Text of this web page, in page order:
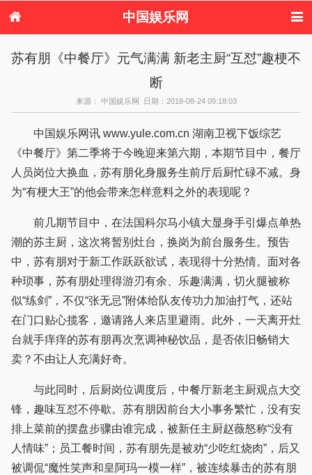
中国娱乐网
电视剧
演唱会 综艺节目
偶像活动
苏有朋《中餐厅》元气满满 新老主厨“互怼”趣梗不
断
来源： 中国娱乐网 日期：2018-08-24 09:18:03
中国娱乐网讯 www.yule.com.cn 湖南卫视下饭综艺
《中餐厅》第二季将于今晚迎来第六期，本期节目中，餐厅
人员岗位大换血，苏有朋化身服务生前厅后厨忙碌不减。身
为“有梗大王”的他会带来怎样意料之外的表现呢？
前几期节目中，在法国科尔马小镇大显身手引爆点单热
潮的苏主厨，这次将暂别灶台，换岗为前台服务生。预告
中，苏有朋对于新工作跃跃欲试，表现得十分热情。面对各
种琐事，苏有朋处理得游刃有余、乐趣满满，切火腿被称
似“练剑”，不仅“张无忌”附体给队友传功力加油打气，还站
在门口贴心揽客，邀请路人来店里避雨。此外，一天离开灶
台就手痒痒的苏有朋再次烹调神秘饮品，是否依旧畅销大
卖？不由让人充满好奇。
与此同时，后厨岗位调度后，中餐厅新老主厨观点大交
锋，趣味互怼不停歇。苏有朋因前台大小事务繁忙，没有安
排上菜前的摆盘步骤由谁完成，被新任主厨赵薇怒称“没有
人情味”；员工餐时间，苏有朋先是被劝“少吃红烧肉”，后又
被调侃“魔性笑声和皇阿玛一模一样”，被连续暴击的苏有朋